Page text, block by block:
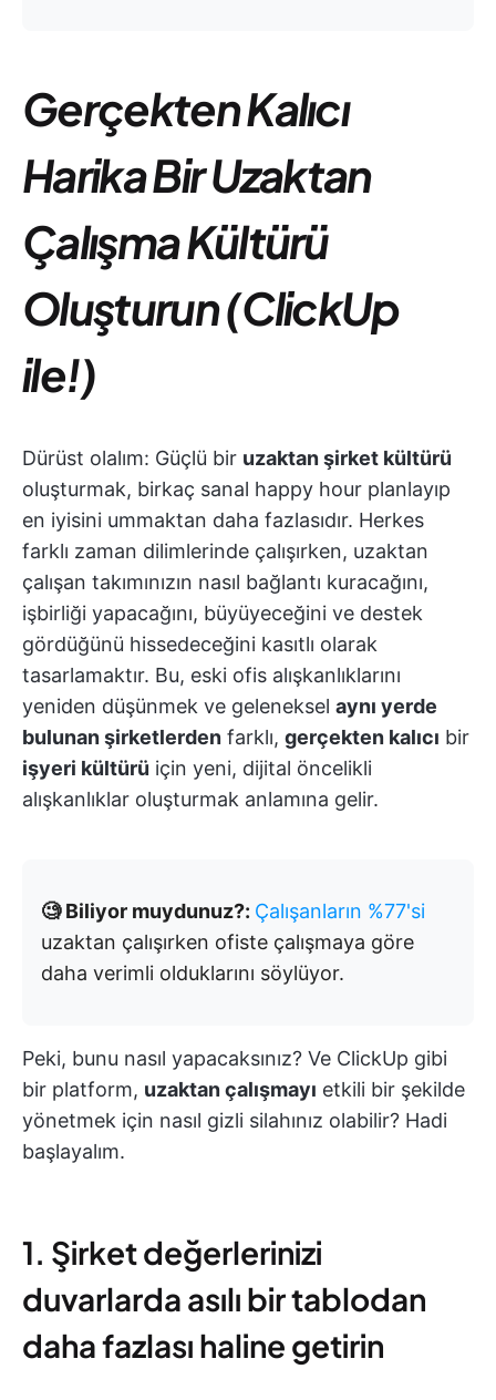
Gerçekten Kalıcı
Harika Bir Uzaktan
Çalışma Kültürü
Oluşturun (ClickUp
ile!)
Dürüst olalım: Güçlü bir uzaktan şirket kültürü
oluşturmak, birkaç sanal happy hour planlayıp
en iyisini ummaktan daha fazlasıdır. Herkes
farklı zaman dilimlerinde çalışırken, uzaktan
çalışan takımınızın nasıl bağlantı kuracağını,
işbirliği yapacağını, büyüyeceğini ve destek
gördüğünü hissedeceğini kasıtlı olarak
tasarlamaktır. Bu, eski ofis alışkanlıklarını
yeniden düşünmek ve geleneksel aynı yerde
bulunan şirketlerden farklı, gerçekten kalıcı bir
işyeri kültürü için yeni, dijital öncelikli
alışkanlıklar oluşturmak anlamına gelir.
🧐 Biliyor muydunuz?: Çalışanların %77'si
uzaktan çalışırken ofiste çalışmaya göre
daha verimli olduklarını söylüyor.
Peki, bunu nasıl yapacaksınız? Ve ClickUp gibi
bir platform, uzaktan çalışmayı etkili bir şekilde
yönetmek için nasıl gizli silahınız olabilir? Hadi
başlayalım.
1. Şirket değerlerinizi
duvarlarda asılı bir tablodan
daha fazlası haline getirin